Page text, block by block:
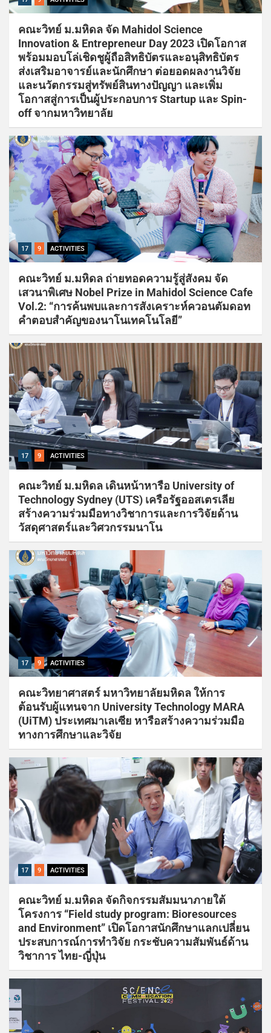
คณะวิทย์ ม.มหิดล จัด Mahidol Science
Innovation & Entrepreneur Day 2023 เปิดโอกาส
พร้อมมอบโล่เชิดชูผู้ถือสิทธิบัตรและอนุสิทธิบัตร
ส่งเสริมอาจารย์และนักศึกษา ต่อยอดผลงานวิจัย
และนวัตกรรมสู่ทรัพย์สินทางปัญญา และเพิ่ม
โอกาสสู่การเป็นผู้ประกอบการ Startup และ Spin-
off จากมหาวิทยาลัย
17 9 ACTIVITIES
คณะวิทย์ ม.มหิดล ถ่ายทอดความรู้สู่สังคม จัด
เสวนาพิเศษ Nobel Prize in Mahidol Science Cafe
Vol.2: “การค้นพบและการสังเคราะห์ควอนตัมดอท
คำตอบสำคัญของนาโนเทคโนโลยี”
17 9 ACTIVITIES
คณะวิทย์ ม.มหิดล เดินหน้าหารือ University of
Technology Sydney (UTS) เครือรัฐออสเตรเลีย
สร้างความร่วมมือทางวิชาการและการวิจัยด้าน
วัสดุศาสตร์และวิศวกรรมนาโน
17 9 ACTIVITIES
คณะวิทยาศาสตร์ มหาวิทยาลัยมหิดล ให้การ
ต้อนรับผู้แทนจาก University Technology MARA
(UiTM) ประเทศมาเลเซีย หารือสร้างความร่วมมือ
ทางการศึกษาและวิจัย
17 9 ACTIVITIES
คณะวิทย์ ม.มหิดล จัดกิจกรรมสัมมนาภายใต้
โครงการ “Field study program: Bioresources
and Environment” เปิดโอกาสนักศึกษาแลกเปลี่ยน
ประสบการณ์การทำวิจัย กระชับความสัมพันธ์ด้าน
วิชาการ ไทย-ญี่ปุ่น